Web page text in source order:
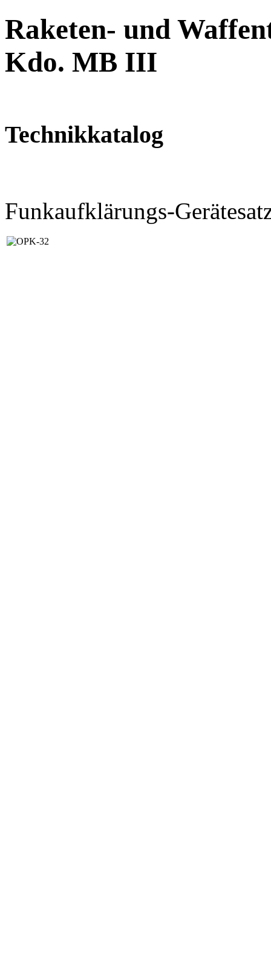
Raketen- und
Kdo. MB III
Technikkatalog
Funkaufklärungs-